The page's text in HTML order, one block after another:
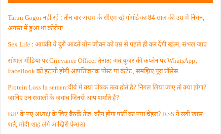
Tarun Gogoi नहीं रहे : तीन बार असम के सीएम रहे गोगोई का 84 साल की उम्र में निधन,
अगस्त में हुआ था कोरोना
Sex Life : आपकी ये बुरी आदतें याैन जीवन को उम्र से पहले ही कर देंगी खत्म, संभल जाएं
सोशल मीडिया पर Grievance Officer तैनात: अब यूजर की कंप्लेन पर WhatsApp‚
FaceBook को हटानी होगी आपत्तिजनक पोस्ट या कंटेंट‚ समझिए पूरा प्रॉसेस
Protein Loss In semen:वीर्य में क्या पोषक तत्व होते हैं? निगल लिया जाए तो क्या होगा?
जानिए उन सवालों के जवाब जिनसे आप शर्माते हैं?
BJP के नए अध्यक्ष के लिए बैठकें तेज, कौन होगा पार्टी का नया चेहरा? RSS ने रखी खास
शर्त, मोदी-शाह लेंगे आखिरी फैसला